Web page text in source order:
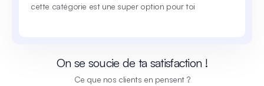
cette catégorie est une super option pour toi
On se soucie de ta satisfaction !
Ce que nos clients en pensent ?